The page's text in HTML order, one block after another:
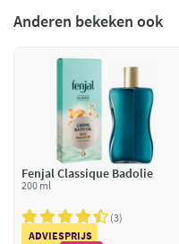
Anderen bekeken ook
Fenjal Classique Badolie
200 ml
3
ADVIESPRIJS